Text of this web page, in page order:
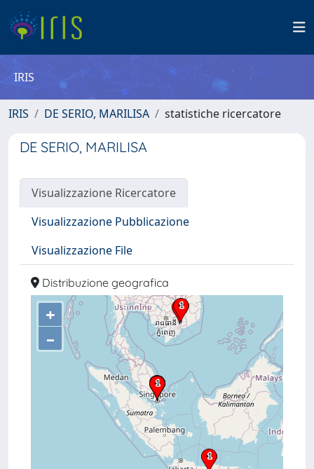
IRIS
IRIS DE SERIO, MARILISA statistiche ricercatore
DE SERIO, MARILISA
Visualizzazione Ricercatore
Visualizzazione Pubblicazione
Visualizzazione File
Distribuzione geografica
+
–